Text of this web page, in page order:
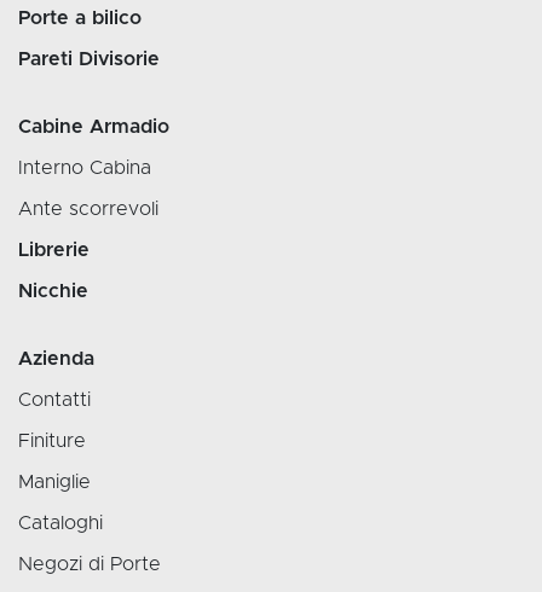
Porte a bilico
Pareti Divisorie
Cabine Armadio
Interno Cabina
Ante scorrevoli
Librerie
Nicchie
Azienda
Contatti
Finiture
Maniglie
Cataloghi
Negozi di Porte